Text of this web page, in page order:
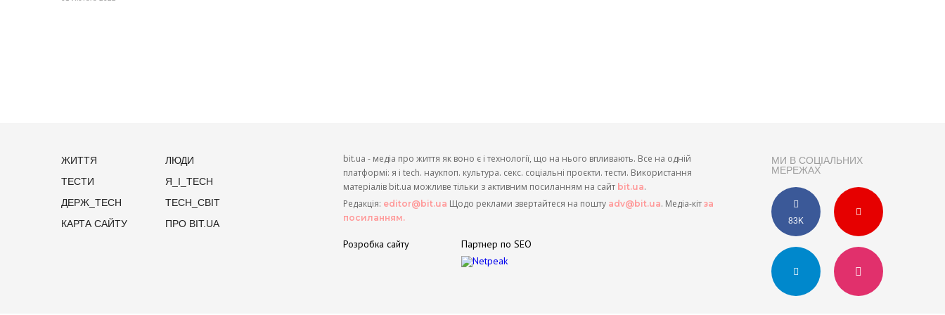
ЖИТТЯ
ЛЮДИ
ТЕСТИ
Я_І_TECH
ДЕРЖ_TECH
TECH_СВІТ
КАРТА САЙТУ
ПРО BIT.UA
МИ В СОЦІАЛЬНИХ
МЕРЕЖАХ
83K
bit.ua - медіа про життя як воно є і технології, що на нього впливають. Все на одній
платформі: я і tech. наукпоп. культура. секс. соціальні проєкти. тести. Використання
матеріалів bit.ua можливе тільки з активним посиланням на сайт bit.ua.
Редакція: editor@bit.ua Щодо реклами звертайтеся на пошту adv@bit.ua. Медіа-кіт за
посиланням.
Розробка сайту Партнер по SEO